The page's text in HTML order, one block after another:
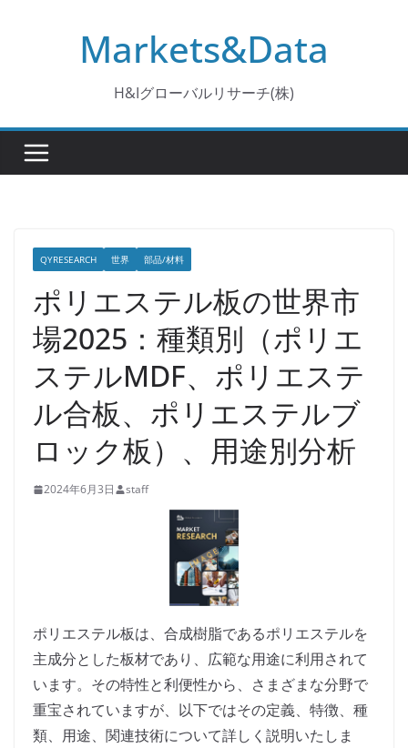
Markets&Data
H&Iグローバルリサーチ(株)
QYRESEARCH 世界 部品/材料
ポリエステル板の世界市
場2025：種類別（ポリエ
ステルMDF、ポリエステ
ル合板、ポリエステルブ
ロック板）、用途別分析
2024年6月3日 staff
ポリエステル板は、合成樹脂であるポリエステルを
主成分とした板材であり、広範な用途に利用されて
います。その特性と利便性から、さまざまな分野で
重宝されていますが、以下ではその定義、特徴、種
類、用途、関連技術について詳しく説明いたしま